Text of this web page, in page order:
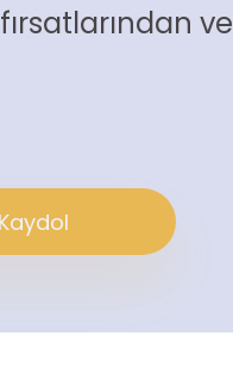
ve
Kaydol